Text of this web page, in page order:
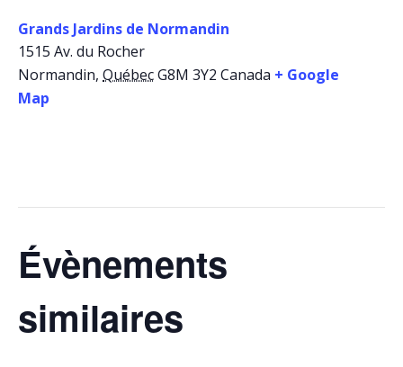
Grands Jardins de Normandin
1515 Av. du Rocher
Normandin, QuébecG8M 3Y2 Canada + Google
Map
Évènements
similaires